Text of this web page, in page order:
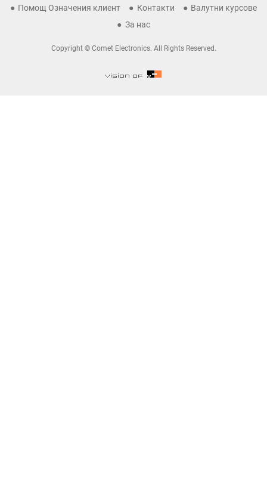
Помощ Означения клиент Контакти
Валутни курсове
За нас
Copyright © Comet Electronics. All Rights Reserved.